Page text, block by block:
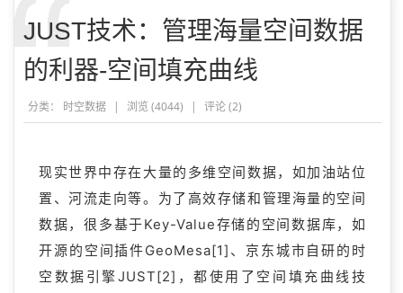
JUST技术：管理海量空间数据
的利器-空间填充曲线
分类： 时空数据 | 浏览 (4044) | 评论 (2)
现实世界中存在大量的多维空间数据，如加油站位
置、河流走向等。为了高效存储和管理海量的空间
数据，很多基于Key-Value存储的空间数据库，如
开源的空间插件GeoMesa[1]、京东城市自研的时
空数据引擎JUST[2]，都使用了空间填充曲线技